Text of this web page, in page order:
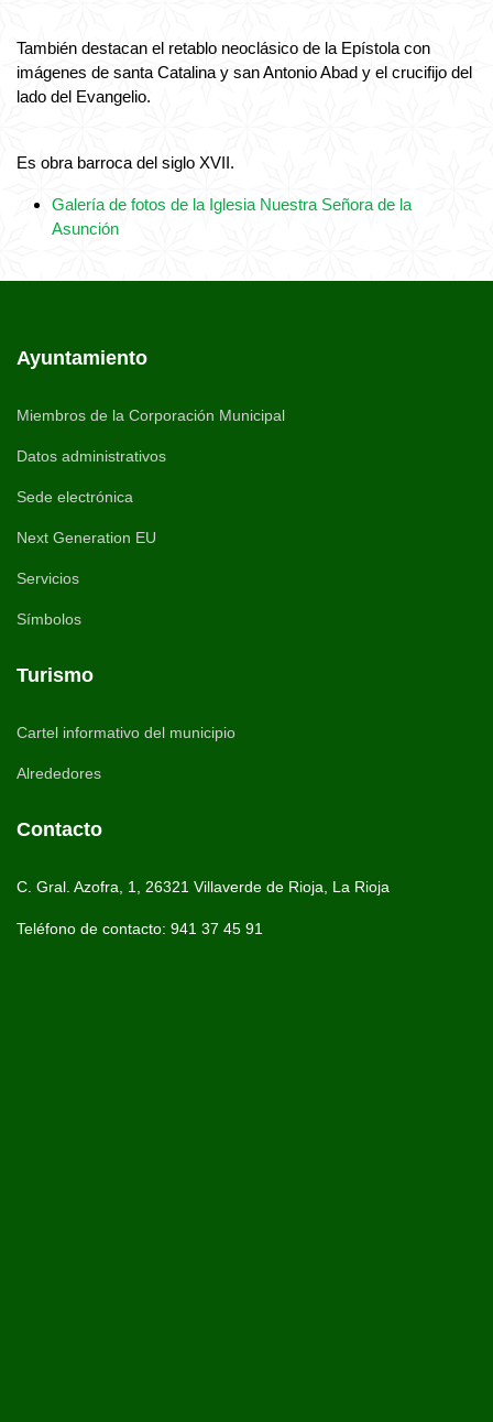
También destacan el retablo neoclásico de la Epístola con
imágenes de santa Catalina y san Antonio Abad y el crucifijo del
lado del Evangelio.
Es obra barroca del siglo XVII.
Galería de fotos de la Iglesia Nuestra Señora de la
Asunción
Ayuntamiento
Miembros de la Corporación Municipal
Datos administrativos
Sede electrónica
Next Generation EU
Servicios
Símbolos
Turismo
Cartel informativo del municipio
Alrededores
Contacto
C. Gral. Azofra, 1, 26321 Villaverde de Rioja, La Rioja
Teléfono de contacto: 941 37 45 91